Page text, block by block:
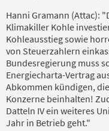
Hanni Gramann (Attac):
Klimakiller Kohle
Kohleausstieg sowie
von Steuerzahlern
Bundesregierung muss
Energiecharta-Vertrag
Abkommen kündigen,
Konzerne beinhalten!
Datteln IV ein weiteres
Jahr in Betrieb geht."